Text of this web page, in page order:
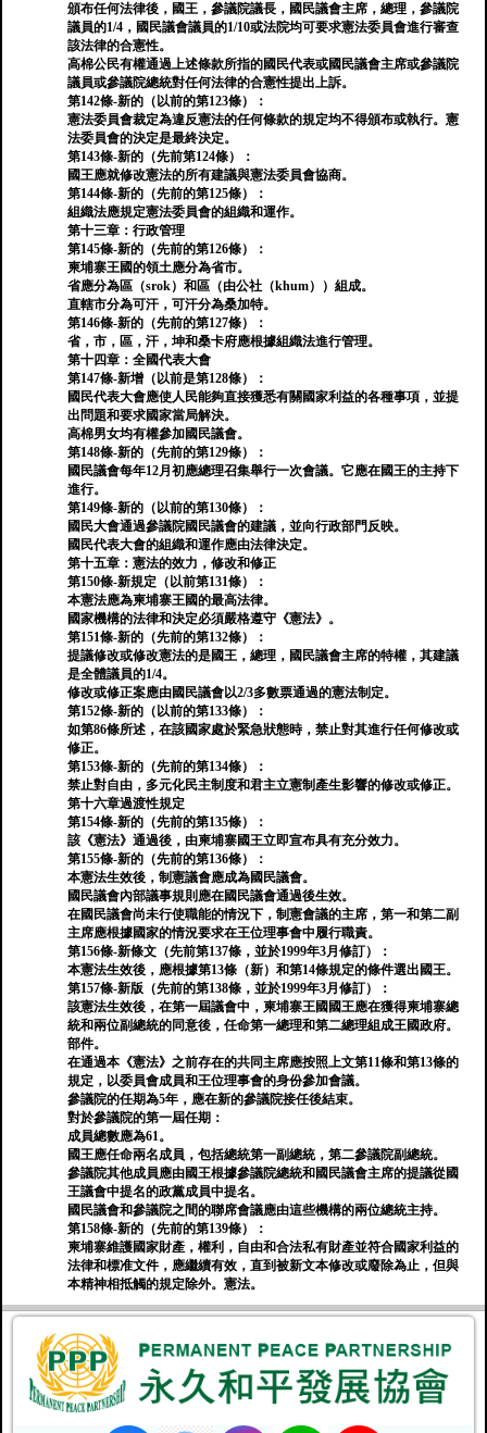
頒布任何法律後，國王，參議院議長，國民議會主席，總理，參議院
議員的1/4，國民議會議員的1/10或法院均可要求憲法委員會進行審查
該法律的合憲性。
高棉公民有權通過上述條款所指的國民代表或國民議會主席或參議院
議員或參議院總統對任何法律的合憲性提出上訴。
第142條-新的（以前的第123條）：
憲法委員會裁定為違反憲法的任何條款的規定均不得頒布或執行。憲
法委員會的決定是最終決定。
第143條-新的（先前第124條）：
國王應就修改憲法的所有建議與憲法委員會協商。
第144條-新的（先前的第125條）：
組織法應規定憲法委員會的組織和運作。
第十三章：行政管理
第145條-新的（先前的第126條）：
柬埔寨王國的領土應分為省市。
省應分為區（srok）和區（由公社（khum））組成。
直轄市分為可汗，可汗分為桑加特。
第146條-新的（先前的第127條）：
省，市，區，汗，坤和桑卡府應根據組織法進行管理。
第十四章：全國代表大會
第147條-新增（以前是第128條）：
國民代表大會應使人民能夠直接獲悉有關國家利益的各種事項，並提
出問題和要求國家當局解決。
高棉男女均有權參加國民議會。
第148條-新的（先前的第129條）：
國民議會每年12月初應總理召集舉行一次會議。它應在國王的主持下
進行。
第149條-新的（以前的第130條）：
國民大會通過參議院國民議會的建議，並向行政部門反映。
國民代表大會的組織和運作應由法律決定。
第十五章：憲法的效力，修改和修正
第150條-新規定（以前第131條）：
本憲法應為柬埔寨王國的最高法律。
國家機構的法律和決定必須嚴格遵守《憲法》。
第151條-新的（先前的第132條）：
提議修改或修改憲法的是國王，總理，國民議會主席的特權，其建議
是全體議員的1/4。
修改或修正案應由國民議會以2/3多數票通過的憲法制定。
第152條-新的（以前的第133條）：
如第86條所述，在該國家處於緊急狀態時，禁止對其進行任何修改或
修正。
第153條-新的（先前的第134條）：
禁止對自由，多元化民主制度和君主立憲制產生影響的修改或修正。
第十六章過渡性規定
第154條-新的（先前的第135條）：
該《憲法》通過後，由柬埔寨國王立即宣布具有充分效力。
第155條-新的（先前的第136條）：
本憲法生效後，制憲議會應成為國民議會。
國民議會內部議事規則應在國民議會通過後生效。
在國民議會尚未行使職能的情況下，制憲會議的主席，第一和第二副
主席應根據國家的情況要求在王位理事會中履行職責。
第156條-新條文（先前第137條，並於1999年3月修訂）：
本憲法生效後，應根據第13條（新）和第14條規定的條件選出國王。
第157條-新版（先前的第138條，並於1999年3月修訂）：
該憲法生效後，在第一屆議會中，柬埔寨王國國王應在獲得柬埔寨總
統和兩位副總統的同意後，任命第一總理和第二總理組成王國政府。
部件。
在通過本《憲法》之前存在的共同主席應按照上文第11條和第13條的
規定，以委員會成員和王位理事會的身份參加會議。
參議院的任期為5年，應在新的參議院接任後結束。
對於參議院的第一屆任期：
成員總數應為61。
國王應任命兩名成員，包括總統第一副總統，第二參議院副總統。
參議院其他成員應由國王根據參議院總統和國民議會主席的提議從國
王議會中提名的政黨成員中提名。
國民議會和參議院之間的聯席會議應由這些機構的兩位總統主持。
第158條-新的（先前的第139條）：
柬埔寨維護國家財產，權利，自由和合法私有財產並符合國家利益的
法律和標准文件，應繼續有效，直到被新文本修改或廢除為止，但與
本精神相抵觸的規定除外。憲法。